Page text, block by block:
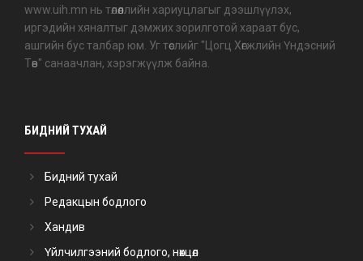
www.uih.mn нь төлөөллийн хариуцлагыг дээшлүүлэх,
иргэдийн хяналтыг дэмжих зорилготой хараат бус,
ашгийн бус талбар юм. Уг төслийг "Цогц Хөгжлийн Үндэсний
Төв" санаачлан, хэрэгжүүлж байна.
БИДНИЙ ТУХАЙ
Бидний тухай
Редакцын бодлого
Хандив
Үйлчилгээний бодлого, нөхцөл